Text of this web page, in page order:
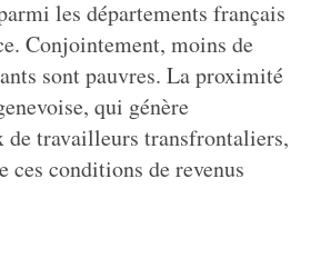
les départements français
Conjointement, moins de
sont pauvres. La proximité
qui génère
de travailleurs transfrontaliers,
ces conditions de revenus